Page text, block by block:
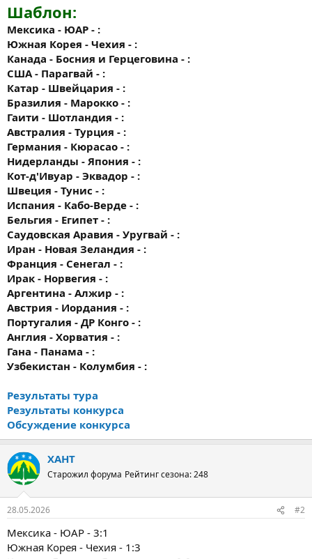
Шаблон:
Мексика - ЮАР - :
Южная Корея - Чехия - :
Канада - Босния и Герцеговина - :
США - Парагвай - :
Катар - Швейцария - :
Бразилия - Марокко - :
Гаити - Шотландия - :
Австралия - Турция - :
Германия - Кюрасао - :
Нидерланды - Япония - :
Кот-д'Ивуар - Эквадор - :
Швеция - Тунис - :
Испания - Кабо-Верде - :
Бельгия - Египет - :
Саудовская Аравия - Уругвай - :
Иран - Новая Зеландия - :
Франция - Сенегал - :
Ирак - Норвегия - :
Аргентина - Алжир - :
Австрия - Иордания - :
Португалия - ДР Конго - :
Англия - Хорватия - :
Гана - Панама - :
Узбекистан - Колумбия - :
Результаты тура
Результаты конкурса
Обсуждение конкурса
ХАНТ
Старожил форума Рейтинг сезона: 248
28.05.2026 #2
Мексика - ЮАР - 3:1
Южная Корея - Чехия - 1:3